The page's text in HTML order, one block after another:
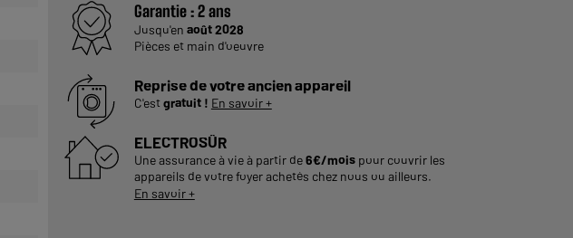
Garantie :2 ans
Jusqu'en août 2028
Pièces et main d'oeuvre
Reprise de votre ancien appareil
C'estgratuit ! En savoir +
ELECTROSÛR
Une assurance à vie à partir de6€/moispour couvrir les
appareils de votre foyer achetés chez nous ou ailleurs.
En savoir +